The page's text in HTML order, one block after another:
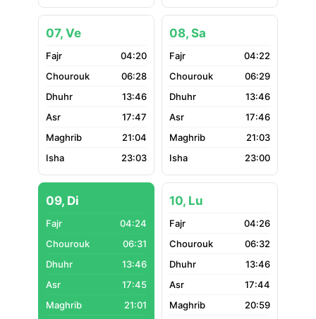
07, Ve
04:20
06:28
13:46
17:47
21:04
23:03
08, Sa
04:22
06:29
13:46
17:46
21:03
23:00
09, Di
04:24
06:31
13:46
17:45
21:01
10, Lu
04:26
06:32
13:46
17:44
20:59